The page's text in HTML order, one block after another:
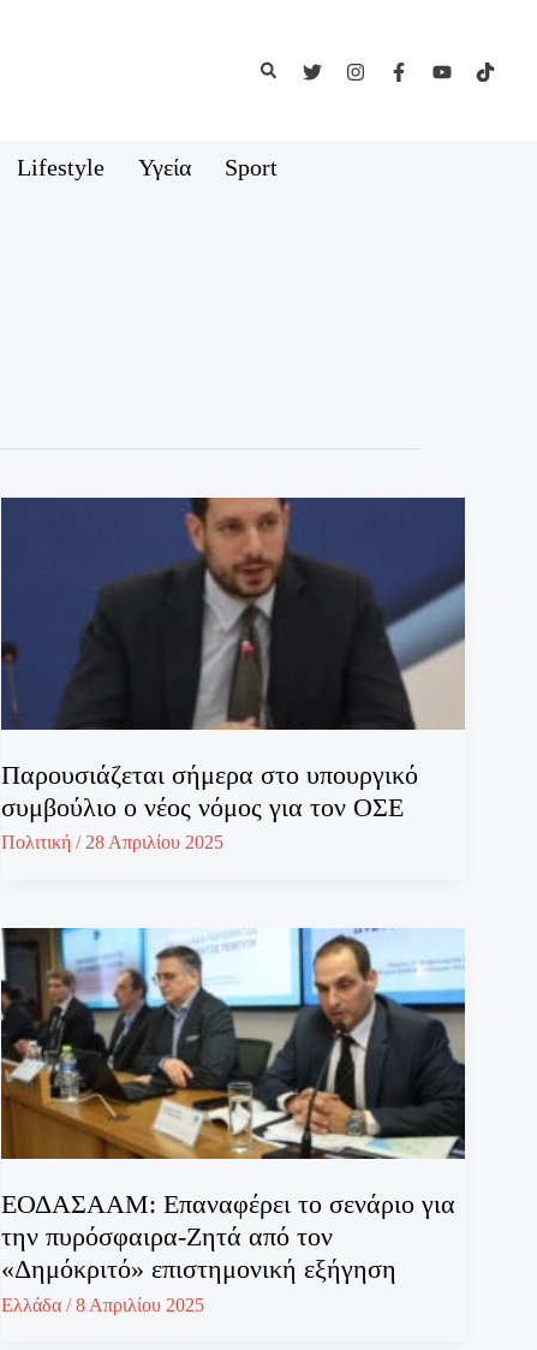
Αναζήτηση
Lifestyle Υγεία
Sport
Παρουσιάζεται σήμερα στο υπουργικό
συμβούλιο ο νέος νόμος για τον ΟΣΕ
Πολιτική /28 Απριλίου 2025
ΕΟΔΑΣΑΑΜ: Επαναφέρει το σενάριο για
την πυρόσφαιρα-Ζητά από τον
«Δημόκριτό» επιστημονική εξήγηση
Ελλάδα /8 Απριλίου 2025